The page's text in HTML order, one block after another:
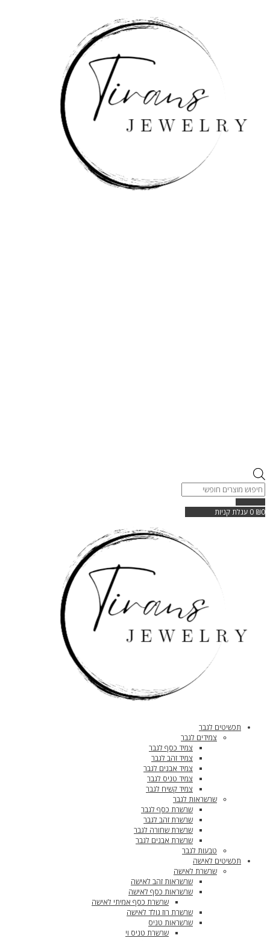
Products
search
₪0
0 עגלת קניות
תכשיטים לגבר
צמידים לגבר
צמיד כסף לגבר
צמיד זהב לגבר
צמיד אבנים לגבר
צמיד טניס לגבר
צמיד קשיח לגבר
שרשראות לגבר
שרשרת כסף לגבר
שרשרת זהב לגבר
שרשרת שחורה לגבר
שרשרת אבנים לגבר
טבעות לגבר
תכשיטים לאישה
שרשרת לאישה
שרשראות זהב לאישה
שרשראות כסף לאישה
שרשרת כסף אמיתי לאישה
שרשרת רוז גולד לאישה
שרשראות טניס
שרשרת טניס וי